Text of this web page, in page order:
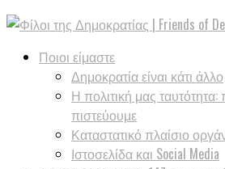
Ποιοι είμαστε
Δημοκρατία είναι κάτι άλλο
Η πολιτική μας ταυτότητα:
πιστεύουμε
Καταστατικό πλαίσιο
Ιστοσελίδα και Social Media